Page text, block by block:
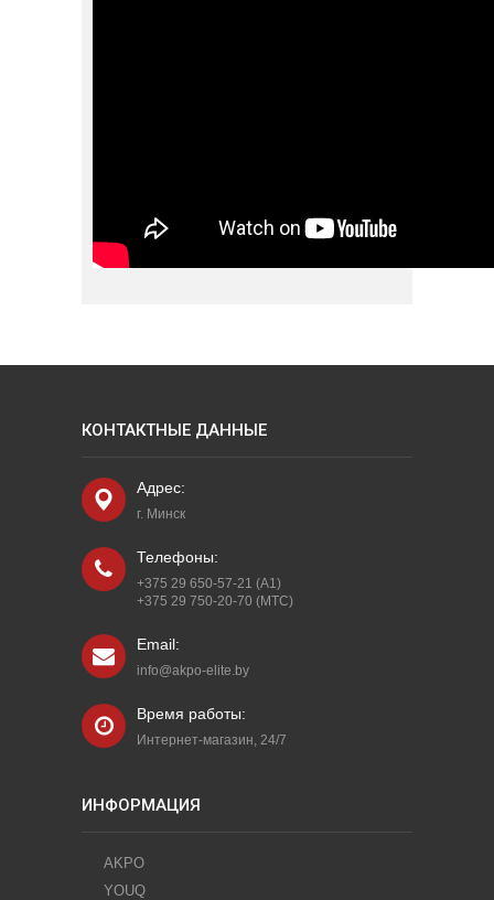
КОНТАКТНЫЕ ДАННЫЕ
Адрес:
г. Минск
Телефоны:
+375 29 650-57-21 (A1)
+375 29 750-20-70 (МТС)
Email:
info@akpo-elite.by
Время работы:
Интернет-магазин, 24/7
ИНФОРМАЦИЯ
AKPO
YOUQ